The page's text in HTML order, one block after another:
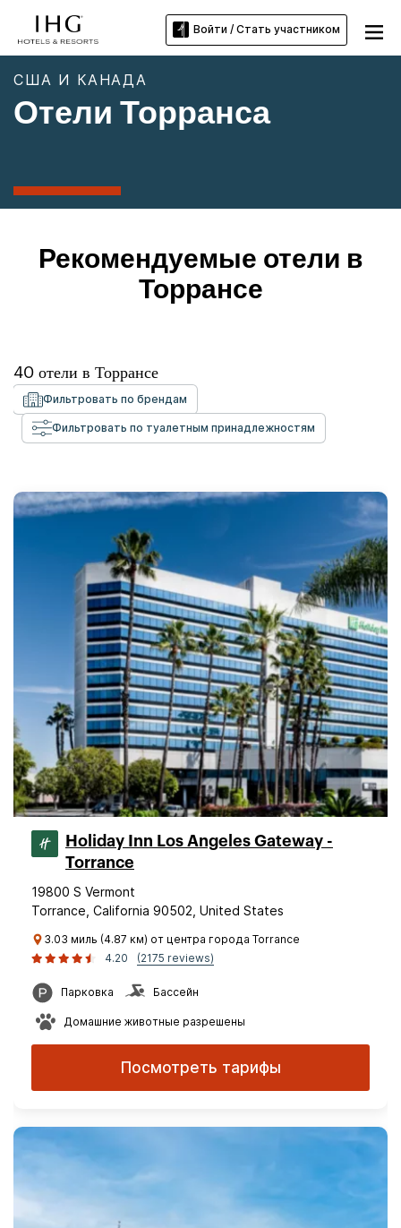
Войти / Стать участником
США И КАНАДА
Отели Торранса
Рекомендуемые отели в
Торрансе
40 отели в Торрансе
Фильтровать по брендам
Фильтровать по туалетным принадлежностям
Holiday Inn Los Angeles Gateway -
Torrance
19800 S Vermont
Torrance, California 90502, United States
3.03 миль (4.87 км) от центра города Torrance
4.20
(2175 reviews)
Парковка Бассейн
Домашние животные разрешены
Посмотреть тарифы